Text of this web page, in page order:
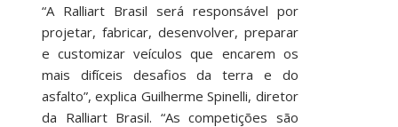
“A Ralliart Brasil será responsável por
projetar, fabricar, desenvolver, preparar
e customizar veículos que encarem os
mais difíceis desafios da terra e do
asfalto”, explica Guilherme Spinelli, diretor
da Ralliart Brasil. “As competições são